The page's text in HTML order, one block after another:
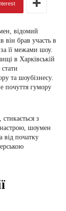
відомий
він брав участь в
її межами шоу.
в Харківській
та шоубізнесу.
почуття гумору
з
шоумен
від початку